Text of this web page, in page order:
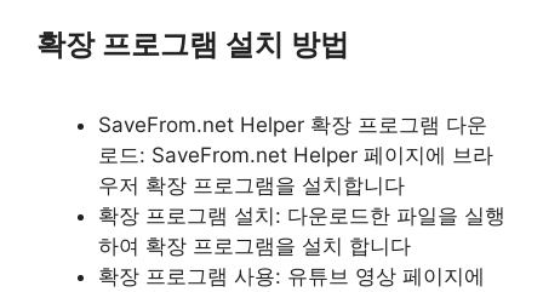
확장 프로그램 설치 방법
SaveFrom.net Helper 확장 프로그램 다운
로드: SaveFrom.net Helper 페이지에 브라
우저 확장 프로그램을 설치합니다
확장 프로그램 설치: 다운로드한 파일을 실행
하여 확장 프로그램을 설치 합니다
확장 프로그램 사용: 유튜브 영상 페이지에